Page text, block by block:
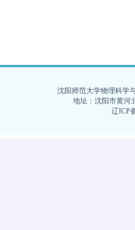
沈阳师范大学物理科学
地址：沈阳市黄河
辽ICP